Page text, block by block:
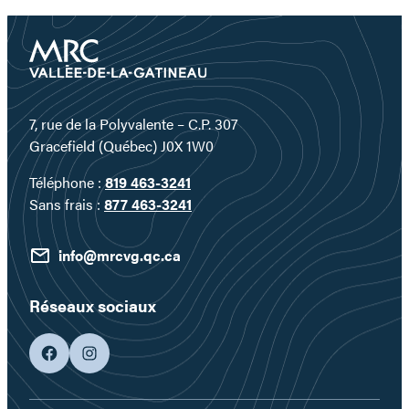
d’un
territoire
où
l’eau
devient
un
véritable
terrain
de
jeu…
7, rue de la Polyvalente – C.P. 307
Gracefield (Québec) J0X 1W0
Téléphone :819 463-3241
Sans frais : 877 463-3241
info@mrcvg.qc.ca
Réseaux sociaux
facebookgoogleplus